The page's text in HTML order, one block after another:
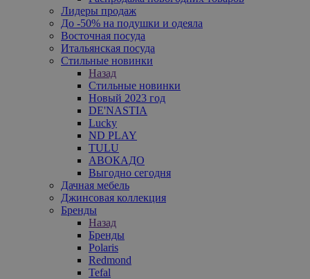
Лидеры продаж
До -50% на подушки и одеяла
Восточная посуда
Итальянская посуда
Стильные новинки
Назад
Стильные новинки
Новый 2023 год
DE'NASTIA
Lucky
ND PLAY
TULU
АВОКАДО
Выгодно сегодня
Дачная мебель
Джинсовая коллекция
Бренды
Назад
Бренды
Polaris
Redmond
Tefal